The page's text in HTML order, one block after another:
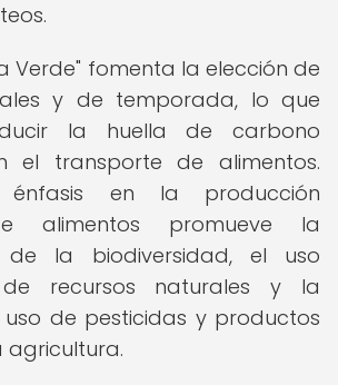
Verde" fomenta la elección de
y de temporada, lo que
la huella de carbono
el transporte de alimentos.
énfasis en la producción
alimentos promueve la
de la biodiversidad, el uso
de recursos naturales y la
de pesticidas y productos
agricultura.